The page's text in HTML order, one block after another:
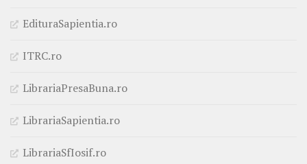
EdituraSapientia.ro
ITRC.ro
LibrariaPresaBuna.ro
LibrariaSapientia.ro
LibrariaSfIosif.ro